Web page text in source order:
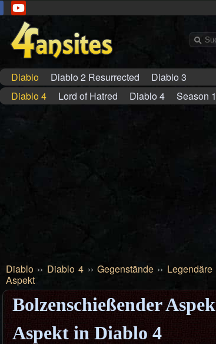
Diablo Diablo 2 Resurrected
Diablo 3
Diablo 4
Lord of Hatred Diablo 4 Season
Diablo ›› Diablo 4 ››Gegenstände ››
Aspekt
Bolzenschießender
Aspekt in Diablo 4